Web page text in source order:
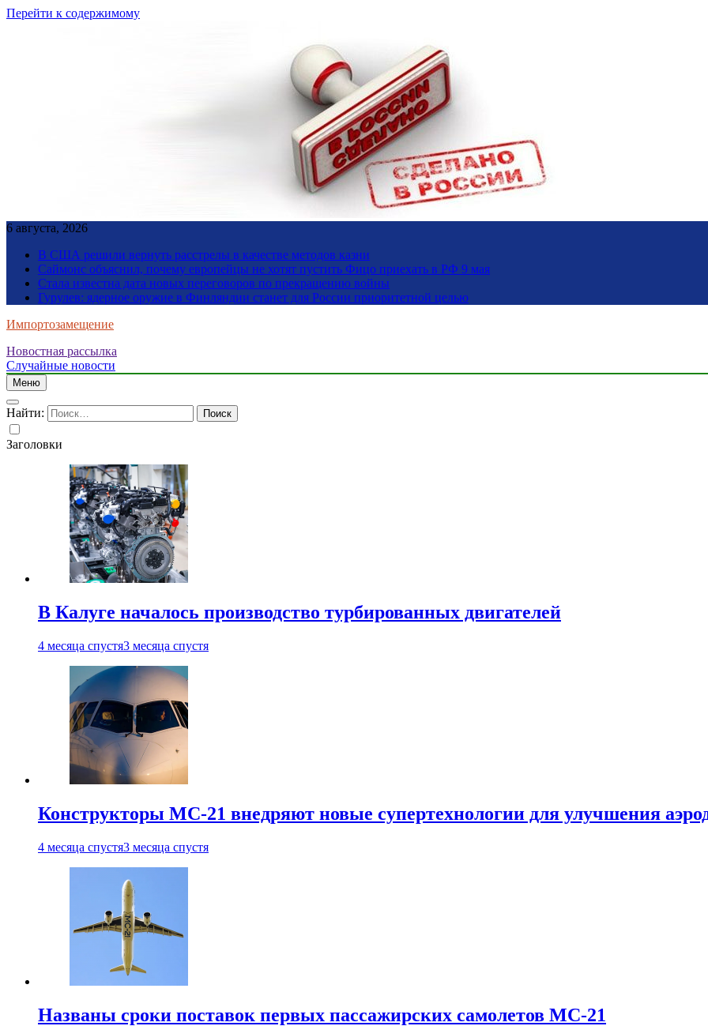
Перейти к содержимому
6 августа, 2026
В США решили вернуть расстрелы в качестве методов казни
Саймонс объяснил, почему европейцы не хотят пустить Фицо приехать в РФ 9 мая
Стала известна дата новых переговоров по прекращению войны
Гурулев: ядерное оружие в Финляндии станет для России приоритетной целью
Импортозамещение
Новостная рассылка
Случайные новости
Меню
Найти:
Заголовки
В Калуге началось производство турбированных двигателей
4 месяца спустя3 месяца спустя
Конструкторы МС-21 внедряют новые супертехнологии для улучшения
4 месяца спустя3 месяца спустя
Названы сроки поставок первых пассажирских самолетов МС-21